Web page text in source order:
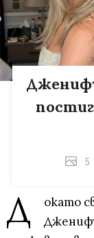
5
Д
окато